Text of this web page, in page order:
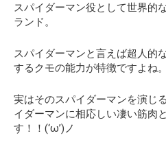
スパイダーマン役として世界的
ランド。
スパイダーマンと言えば超人的
するクモの能力が特徴ですよね。
実はそのスパイダーマンを演じ
イダーマンに相応しい凄い筋肉
す！！(‘ω’)ノ